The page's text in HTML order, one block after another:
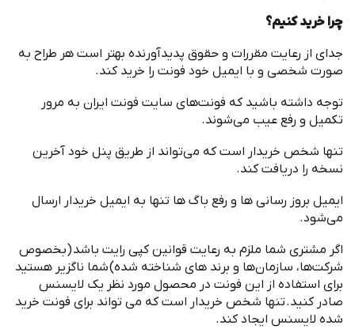
چرا خرید کنیم؟
جدای از رعایت مقررات و حقوق پدیدآورنده بهتر است هر طراح به
صورت شخصی و با ایمیل خود فونت را خرید کند.
توجه داشته باشید که فونتهای سایت فونت ایران به مرور
تکمیل و رفع عیب میشوند.
تنها شخص خریدار است که میتواند از طریق پنل خود آخرین
نسخه را دریافت کند.
ایمیل بروز رسانی ها و رفع باگ ها تنها به ایمیل خریدار ارسال
میشود.
اگر مشتری شما ملزم به رعایت قوانین کپی رایت باشد(بخصوص
شرکتها، سازمانها و برند های شناخته شده)شما ناگزیر هستید
برای استفاده از این فونت در محصول مورد نظر یک لایسنس
صادر کنید.تنها شخص خریدار است که می تواند برای فونت خرید
شده لایسنس ایجاد کند.